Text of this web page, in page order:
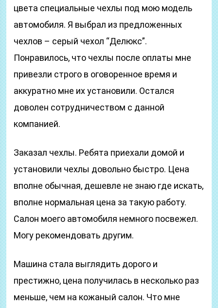
цвета специальные чехлы под мою модель
автомобиля. Я выбрал из предложенных
чехлов – серый чехол “Делюкс”.
Понравилось, что чехлы после оплаты мне
привезли строго в оговоренное время и
аккуратно мне их установили. Остался
доволен сотрудничеством с данной
компанией.
Заказал чехлы. Ребята приехали домой и
установили чехлы довольно быстро. Цена
вполне обычная, дешевле не знаю где искать,
вполне нормальная цена за такую работу.
Салон моего автомобиля немного посвежел.
Могу рекомендовать другим.
Машина стала выглядить дорого и
престижно, цена получилась в несколько раз
меньше, чем на кожаный салон. Что мне